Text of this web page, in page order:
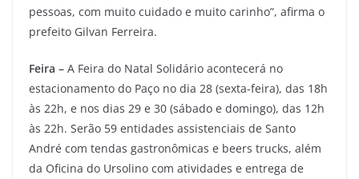
pessoas, com muito cuidado e muito carinho”, afirma o
prefeito Gilvan Ferreira.
Feira – A Feira do Natal Solidário acontecerá no
estacionamento do Paço no dia 28 (sexta-feira), das 18h
às 22h, e nos dias 29 e 30 (sábado e domingo), das 12h
às 22h. Serão 59 entidades assistenciais de Santo
André com tendas gastronômicas e beers trucks, além
da Oficina do Ursolino com atividades e entrega de